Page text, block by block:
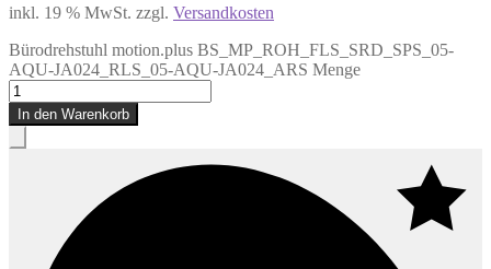
inkl. 19 % MwSt. zzgl. Versandkosten
Bürodrehstuhl motion.plus BS_MP_ROH_FLS_SRD_SPS_05-
AQU-JA024_RLS_05-AQU-JA024_ARS Menge
In den Warenkorb